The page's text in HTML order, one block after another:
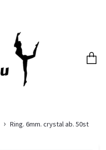
Ring. 6mm. crystal ab. 50st